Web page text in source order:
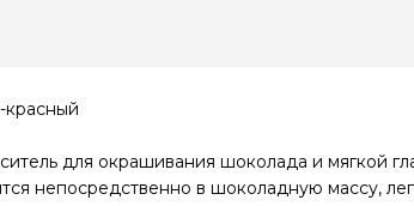
для окрашивания шоколада и мягкой
непосредственно в шоколадную массу,